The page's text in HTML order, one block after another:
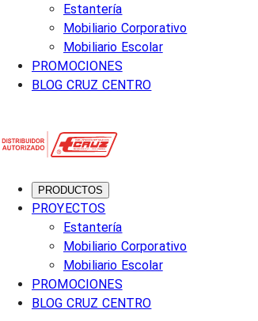
Estantería
Mobiliario Corporativo
Mobiliario Escolar
PROMOCIONES
BLOG CRUZ CENTRO
PRODUCTOS
PROYECTOS
Estantería
Mobiliario Corporativo
Mobiliario Escolar
PROMOCIONES
BLOG CRUZ CENTRO